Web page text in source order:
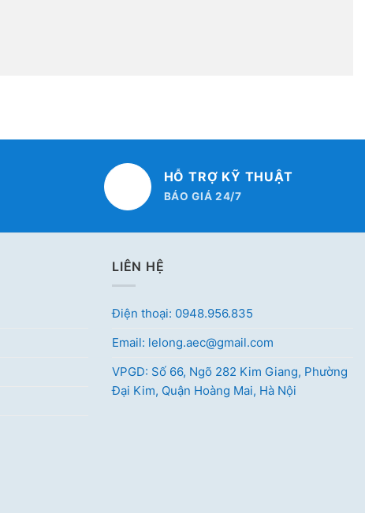
HỖ TRỢ KỸ THUẬT
BÁO GIÁ 24/7
LIÊN HỆ
Điện thoại: 0948.956.835
Email: lelong.aec@gmail.com
VPGD: Số 66, Ngõ 282 Kim Giang, Phường
Đại Kim, Quận Hoàng Mai, Hà Nội